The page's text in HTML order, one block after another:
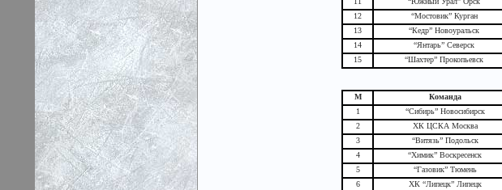
12
“Мостовик” Курган
13
“Кедр” Новоуральск
14
“Янтарь” Северск
15
“Шахтер” Прокопьевск
М
Команда
1
“Сибирь” Новосибирск
2
ХК ЦСКА Москва
3
“Витязь” Подольск
4
“Химик” Воскресенск
5
“Газовик” Тюмень
6
ХК “Липецк” Липецк